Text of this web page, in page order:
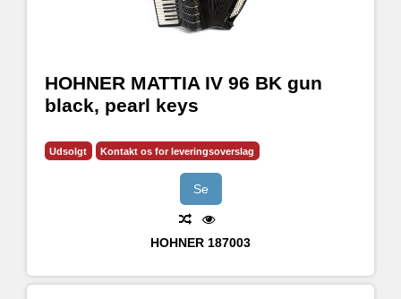
HOHNER MATTIA IV 96 BK gun
black, pearl keys
Udsolgt Kontakt os for leveringsoverslag
Se
HOHNER 187003